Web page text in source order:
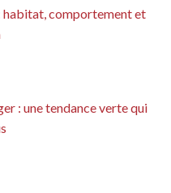
habitat, comportement et
: une tendance verte qui